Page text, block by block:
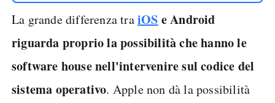
La grande differenza traiOS e Android
riguarda proprio la possibilità che hanno le
software house nell'intervenire sul codice del
sistema operativo. Apple non dà la possibilità